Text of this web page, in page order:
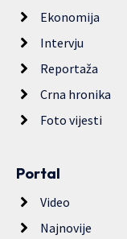
Ekonomija
Intervju
Reportaža
Crna hronika
Foto vijesti
Portal
Video
Najnovije